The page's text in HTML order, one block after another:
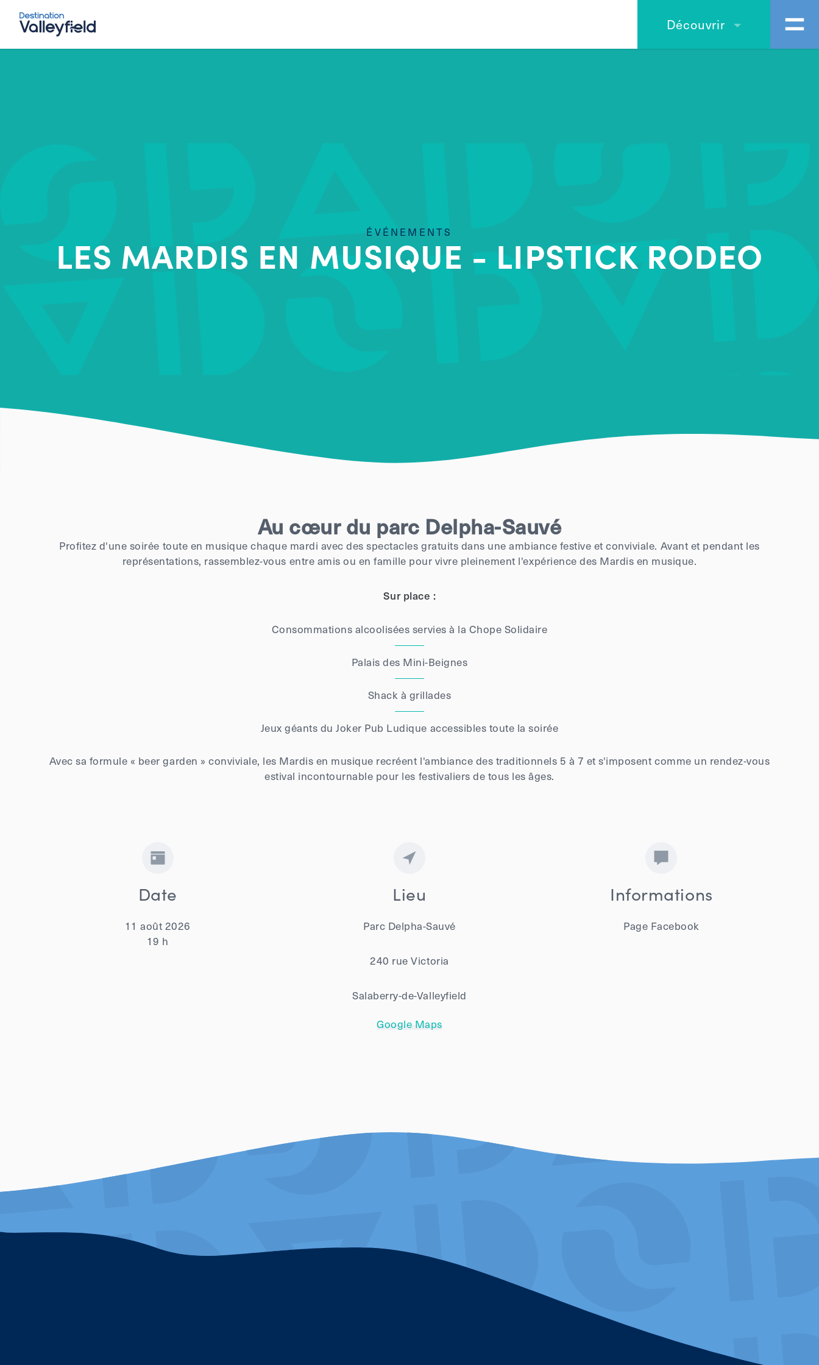
Découvrir
ÉVÉNEMENTS
LES MARDIS EN MUSIQUE - LIPSTICK RODEO
Au cœur du parc Delpha-Sauvé
Profitez d'une soirée toute en musique chaque mardi avec des spectacles gratuits dans une ambiance festive et conviviale. Avant et pendant les
représentations, rassemblez-vous entre amis ou en famille pour vivre pleinement l'expérience des Mardis en musique.
Sur place :
Consommations alcoolisées servies à la Chope Solidaire
Palais des Mini-Beignes
Shack à grillades
Jeux géants du Joker Pub Ludique accessibles toute la soirée
Avec sa formule « beer garden » conviviale, les Mardis en musique recréent l'ambiance des traditionnels 5 à 7 et s'imposent comme un rendez-vous
estival incontournable pour les festivaliers de tous les âges.
Date
11 août 2026
19 h
Lieu
Parc Delpha-Sauvé
240 rue Victoria
Salaberry-de-Valleyfield
Google Maps
Informations
Page Facebook